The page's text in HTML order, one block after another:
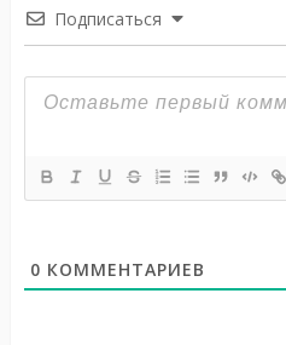
Подписаться
0 КОММЕНТАРИЕВ